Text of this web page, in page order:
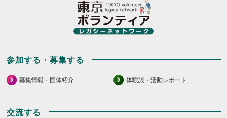
参加する・募集する
募集情報・団体紹介 体験談・活動レポート
交流する